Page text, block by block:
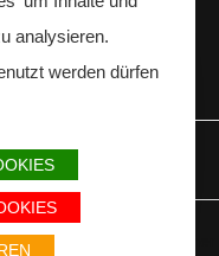
FACHLEUTE
régional / Met
Ontwikkeling / Europäischer
analysieren.
werden dürfen